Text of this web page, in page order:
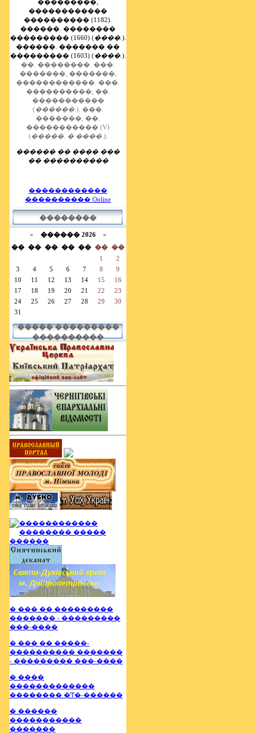
���������,
������������
���������� (1182).
������. ��������
��������� (1660) (����.).
������. ������� ��
��������� (1603) (����.).
��. ��������. ���.
�������, �������,
������������. ���.
����������, ��.
�����������
(������. ). ���.
�������, ��.
����������� (V)
(�����. � ����. ).
������ �� ���� ���
�� ����������
������������
���������� Online
��������
« ������ 2026 »
�� �� �� �� �� �� ��
1
2
3
4 5 6 7 8
9
10
11 12 13 14 15
16
17
18 19 20 21 22
23
24
25 26 27 28 29
30
31
����� ���������
����������
� ��� �� ���������
������� - ���������
���-����
� ��� �� �����-
���������� �������
- ��������� ���-����
� ����
�������������
�������� �Ͳ�-������
� ������
�����������
�������